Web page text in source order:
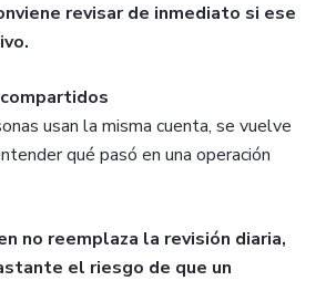
revisar de inmediato si ese
usan la misma cuenta, se vuelve
qué pasó en una operación
no reemplaza la revisión diaria,
el riesgo de que un